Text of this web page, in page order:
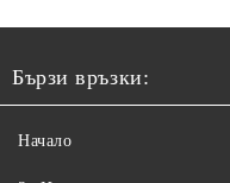
Бързи връзки:
Начало